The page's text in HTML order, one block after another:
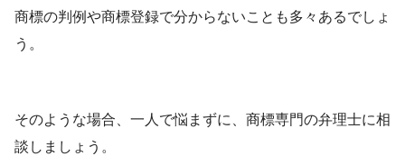
商標の判例や商標登録で分からないことも多々あるでしょ
う。
そのような場合、一人で悩まずに、商標専門の弁理士に相
談しましょう。